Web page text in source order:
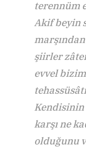
terennüm
Akif beyin
şiirler
evvel
Kendisinin
karşı ne
olduğunu